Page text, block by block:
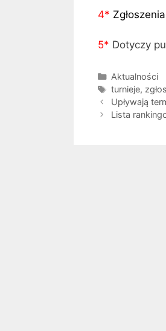
4*
5* Dotyczy
Kategorie
Aktualności
Tagi
turnieje,
Upływają
Lista